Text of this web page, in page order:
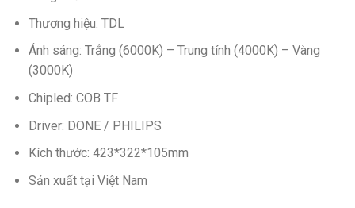
Thương hiệu: TDL
Ánh sáng: Trắng (6000K) – Trung tính (4000K) – Vàng
(3000K)
Chipled: COB TF
Driver: DONE / PHILIPS
Kích thước: 423*322*105mm
Sản xuất tại Việt Nam